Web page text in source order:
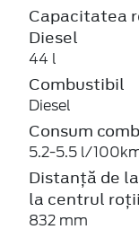
Capacitatea
Diesel
44 l
Combustibil
Diesel
Consum
5.2-5.5 l/
Distanță de
la centrul
832 mm